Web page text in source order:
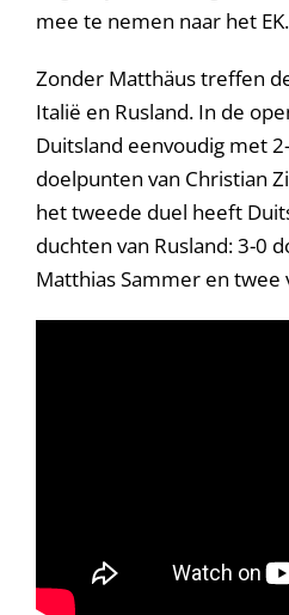
mee te nemen naar het EK.
Zonder Matthäus treffen
Italië en Rusland. In de
Duitsland eenvoudig met
doelpunten van Christian
het tweede duel heeft
duchten van Rusland: 3-0
Matthias Sammer en twee